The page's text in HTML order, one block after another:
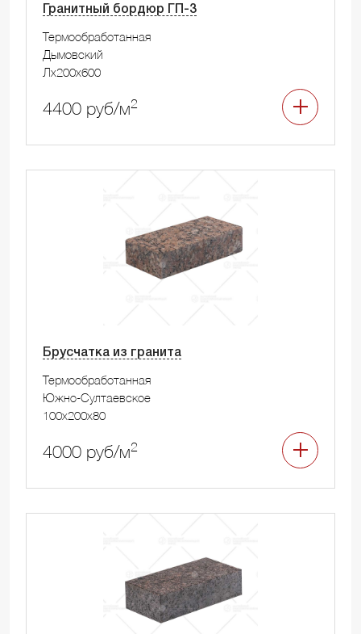
Гранитный бордюр ГП-3
Термообработанная
Дымовский
Лx200x600
4400 руб/м2
Брусчатка из гранита
Термообработанная
Южно-Султаевское
100x200x80
4000 руб/м2